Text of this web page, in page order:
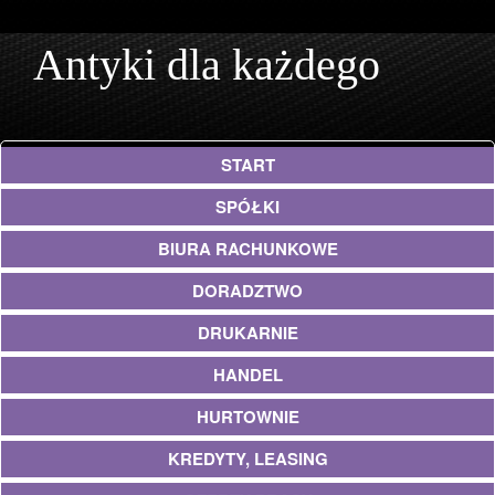
Antyki dla każdego
START
SPÓŁKI
BIURA RACHUNKOWE
DORADZTWO
DRUKARNIE
HANDEL
HURTOWNIE
KREDYTY, LEASING